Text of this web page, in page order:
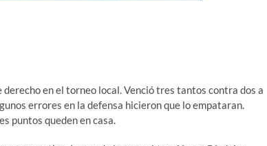
en el torneo local. Venció tres tantos contra dos a
errores en la defensa hicieron que lo empataran.
puntos queden en casa.